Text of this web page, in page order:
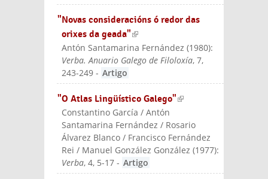
"Novas consideracións ó redor das
orixes da geada"(link is external)
Antón Santamarina Fernández (1980):
Verba. Anuario Galego de Filoloxía, 7,
243-249 - Artigo
"O Atlas Lingüístico Galego"(link is
Constantino García / Antón
Santamarina Fernández / Rosario
Álvarez Blanco / Francisco Fernández
Rei / Manuel González González(1977):
Verba, 4, 5-17 - Artigo